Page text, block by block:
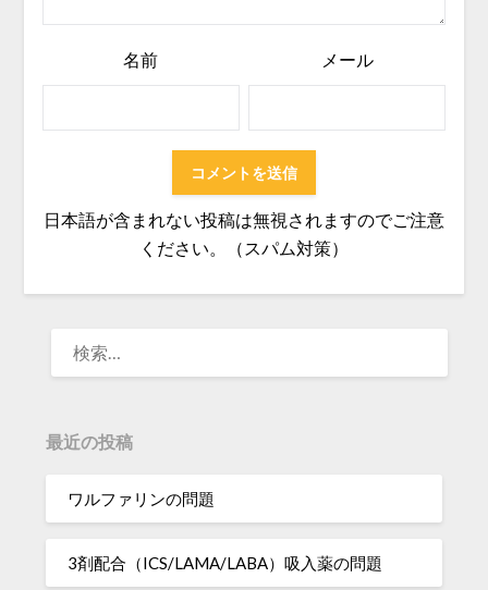
名前 メール
日本語が含まれない投稿は無視されますのでご注意
ください。（スパム対策）
最近の投稿
ワルファリンの問題
3剤配合（ICS/LAMA/LABA）吸入薬の問題